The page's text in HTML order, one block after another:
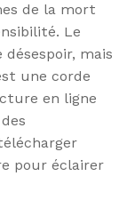
de la mort
Le
mais
une corde
en ligne
pour éclairer